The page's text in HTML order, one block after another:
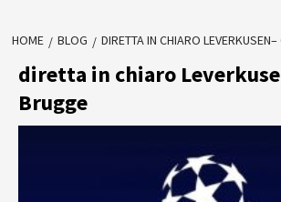
HOME BLOG DIRETTA IN CHIARO
diretta in chiaro
Brugge